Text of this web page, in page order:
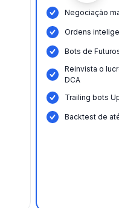
Negociação
Ordens
Bots de
Reinvista o
DCA
Trailing bots
Вacktest de